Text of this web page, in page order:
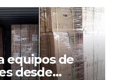
equipos de
desde